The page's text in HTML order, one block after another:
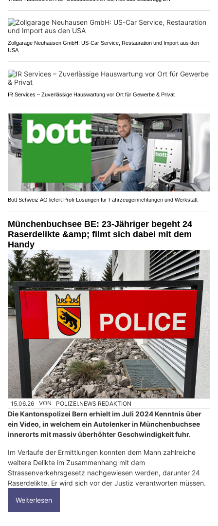
Zollgarage Neuhausen GmbH: US-Car Service, Restauration und Import aus den
USA
IR Services – Zuverlässige Hauswartung vor Ort für Gewerbe & Privat
Bott Schweiz AG liefert Profi-Lösungen für Fahrzeugeinrichtungen und Werkstatt
Münchenbuchsee BE: 23-Jähriger begeht 24
Raserdelikte &amp; filmt sich dabei mit dem
Handy
15.06.26 VON POLIZEI.NEWS REDAKTION
Die Kantonspolizei Bern erhielt im Juli 2024 Kenntnis über
ein Video, in welchem ein Autolenker in Münchenbuchsee
innerorts mit massiv überhöhter Geschwindigkeit fuhr.
Im Verlaufe der Ermittlungen konnten dem Mann zahlreiche
weitere Delikte im Zusammenhang mit dem
Strassenverkehrsgesetz nachgewiesen werden, darunter 24
Raserdelikte. Er wird sich vor der Justiz verantworten müssen.
Weiterlesen